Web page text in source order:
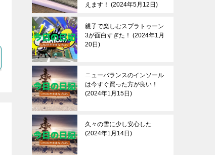
えます！
2024年5月12日
親子で楽しむスプラトゥーン
3が面白すぎた！
2024年1月
20日
ニューバランスのインソール
は今すぐ買った方が良い！
2024年1月15日
久々の雪に少し安心した
2024年1月14日